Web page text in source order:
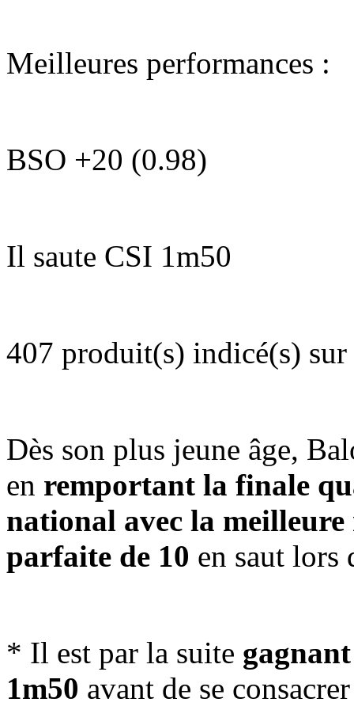
Meilleures performances :
BSO +20 (0.98)
Il saute CSI 1m50
407 produit(s) indicé(s)
Dès son plus jeune âge,
en remportant la finale
national avec la meilleure
parfaite de 10 en saut lors
* Il est par la suite
1m50 avant de se